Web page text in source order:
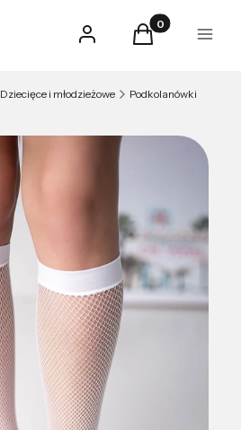
Zaloguj sięProdukty w
Koszyk Menu
Dziecięce i młodzieżowe Podkolanówki